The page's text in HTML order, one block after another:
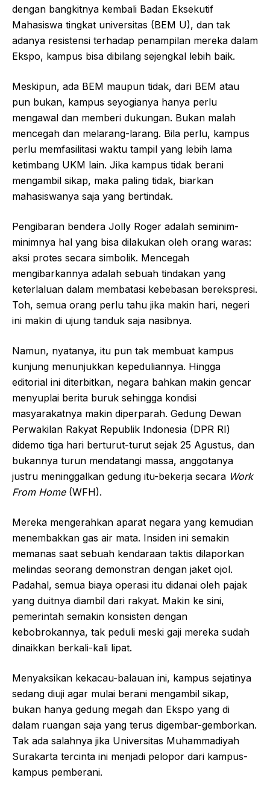
dengan bangkitnya kembali Badan Eksekutif
Mahasiswa tingkat universitas (BEM U), dan tak
adanya resistensi terhadap penampilan mereka dalam
Ekspo, kampus bisa dibilang sejengkal lebih baik.
Meskipun, ada BEM maupun tidak, dari BEM atau
pun bukan, kampus seyogianya hanya perlu
mengawal dan memberi dukungan. Bukan malah
mencegah dan melarang-larang. Bila perlu, kampus
perlu memfasilitasi waktu tampil yang lebih lama
ketimbang UKM lain. Jika kampus tidak berani
mengambil sikap, maka paling tidak, biarkan
mahasiswanya saja yang bertindak.
Pengibaran bendera Jolly Roger adalah seminim-
minimnya hal yang bisa dilakukan oleh orang waras:
aksi protes secara simbolik. Mencegah
mengibarkannya adalah sebuah tindakan yang
keterlaluan dalam membatasi kebebasan berekspresi.
Toh, semua orang perlu tahu jika makin hari, negeri
ini makin di ujung tanduk saja nasibnya.
Namun, nyatanya, itu pun tak membuat kampus
kunjung menunjukkan kepeduliannya. Hingga
editorial ini diterbitkan, negara bahkan makin gencar
menyuplai berita buruk sehingga kondisi
masyarakatnya makin diperparah. Gedung Dewan
Perwakilan Rakyat Republik Indonesia (DPR RI)
didemo tiga hari berturut-turut sejak 25 Agustus, dan
bukannya turun mendatangi massa, anggotanya
justru meninggalkan gedung itu-bekerja secara Work
From Home (WFH).
Mereka mengerahkan aparat negara yang kemudian
menembakkan gas air mata. Insiden ini semakin
memanas saat sebuah kendaraan taktis dilaporkan
melindas seorang demonstran dengan jaket ojol.
Padahal, semua biaya operasi itu didanai oleh pajak
yang duitnya diambil dari rakyat. Makin ke sini,
pemerintah semakin konsisten dengan
kebobrokannya, tak peduli meski gaji mereka sudah
dinaikkan berkali-kali lipat.
Menyaksikan kekacau-balauan ini, kampus sejatinya
sedang diuji agar mulai berani mengambil sikap,
bukan hanya gedung megah dan Ekspo yang di
dalam ruangan saja yang terus digembar-gemborkan.
Tak ada salahnya jika Universitas Muhammadiyah
Surakarta tercinta ini menjadi pelopor dari kampus-
kampus pemberani.